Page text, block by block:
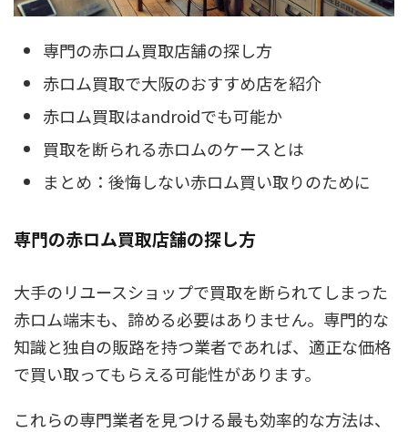
専門の赤ロム買取店舗の探し方
赤ロム買取で大阪のおすすめ店を紹介
赤ロム買取はandroidでも可能か
買取を断られる赤ロムのケースとは
まとめ：後悔しない赤ロム買い取りのために
専門の赤ロム買取店舗の探し方
大手のリユースショップで買取を断られてしまった
赤ロム端末も、諦める必要はありません。専門的な
知識と独自の販路を持つ業者であれば、適正な価格
で買い取ってもらえる可能性があります。
これらの専門業者を見つける最も効率的な方法は、